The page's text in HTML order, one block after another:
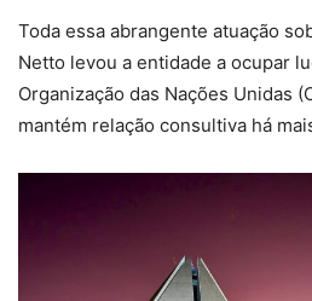
Toda essa abrangente atuação
Netto levou a entidade a ocupar
Organização das Nações Unidas
mantém relação consultiva há